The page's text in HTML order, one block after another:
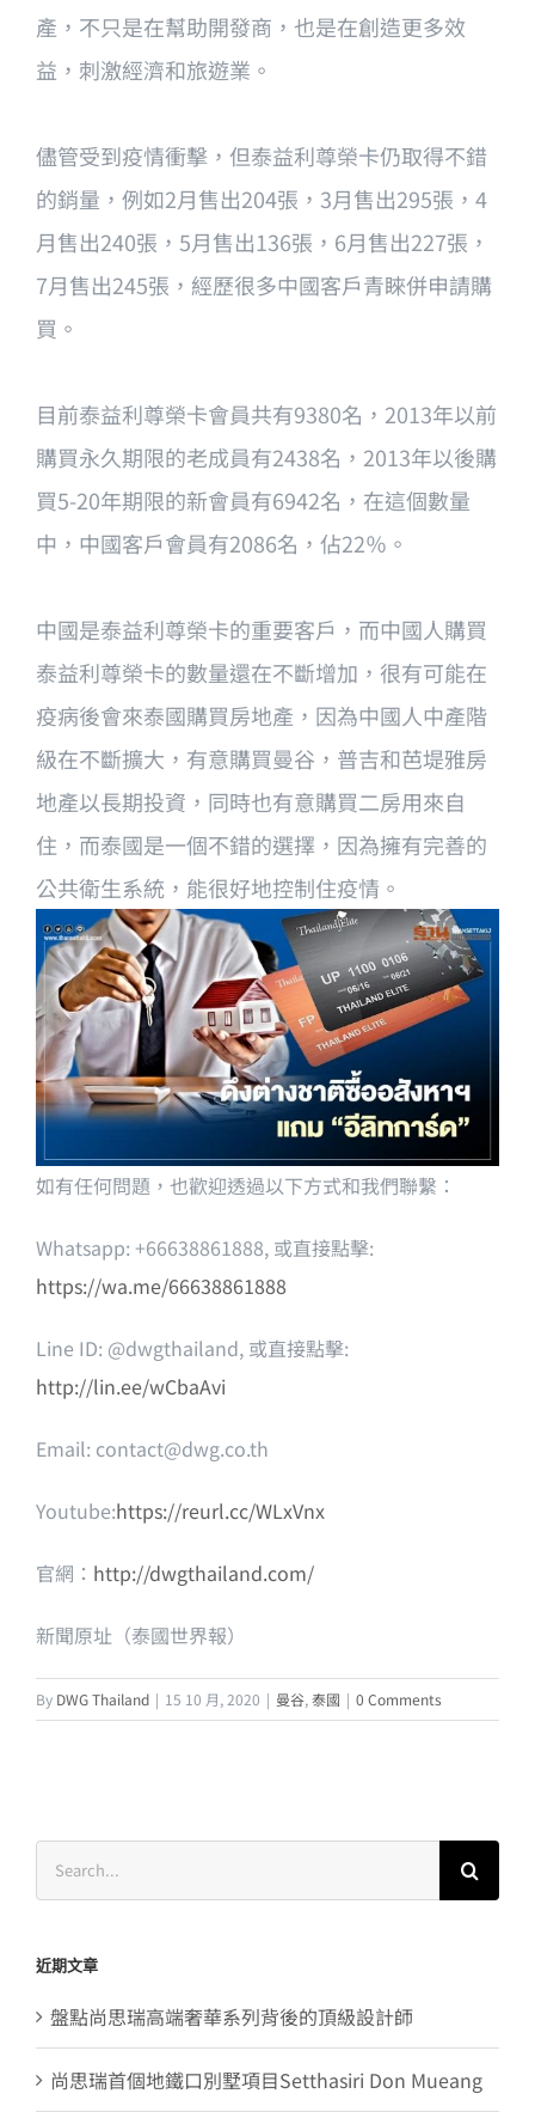
產，不只是在幫助開發商，也是在創造更多效
益，刺激經濟和旅遊業。
儘管受到疫情衝擊，但泰益利尊榮卡仍取得不錯
的銷量，例如2月售出204張，3月售出295張，4
月售出240張，5月售出136張，6月售出227張，
7月售出245張，經歷很多中國客戶青睞併申請購
買。
目前泰益利尊榮卡會員共有9380名，2013年以前
購買永久期限的老成員有2438名，2013年以後購
買5-20年期限的新會員有6942名，在這個數量
中，中國客戶會員有2086名，佔22％。
中國是泰益利尊榮卡的重要客戶，而中國人購買
泰益利尊榮卡的數量還在不斷增加，很有可能在
疫病後會來泰國購買房地產，因為中國人中產階
級在不斷擴大，有意購買曼谷，普吉和芭堤雅房
地產以長期投資，同時也有意購買二房用來自
住，而泰國是一個不錯的選擇，因為擁有完善的
公共衛生系統，能很好地控制住疫情。
如有任何問題，也歡迎透過以下方式和我們聯繫：
Whatsapp: +66638861888, 或直接點擊:
https://wa.me/66638861888
Line ID: @dwgthailand, 或直接點擊:
http://lin.ee/wCbaAvi
Email: contact@dwg.co.th
Youtube:https://reurl.cc/WLxVnx
官網： http://dwgthailand.com/
新聞原址（泰國世界報）
By DWG Thailand | 15 10 月, 2020 | 曼谷, 泰國 | 0 Comments
Search
for:
近期文章
盤點尚思瑞高端奢華系列背後的頂級設計師
尚思瑞首個地鐵口別墅項目Setthasiri Don Mueang